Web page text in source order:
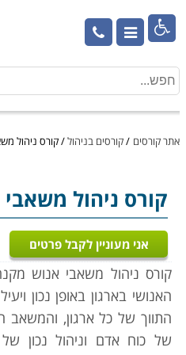

אתר קורסים /קורסים בניהול/קורס ניהול
קורס ניהול
אני מעוניין לקבל פרטים
קורס ניהול משאבי אנוש
האנושי בארגון באופן נכון
התווך של כל ארגון, והמשאב
של כוח אדם וניהול נכון